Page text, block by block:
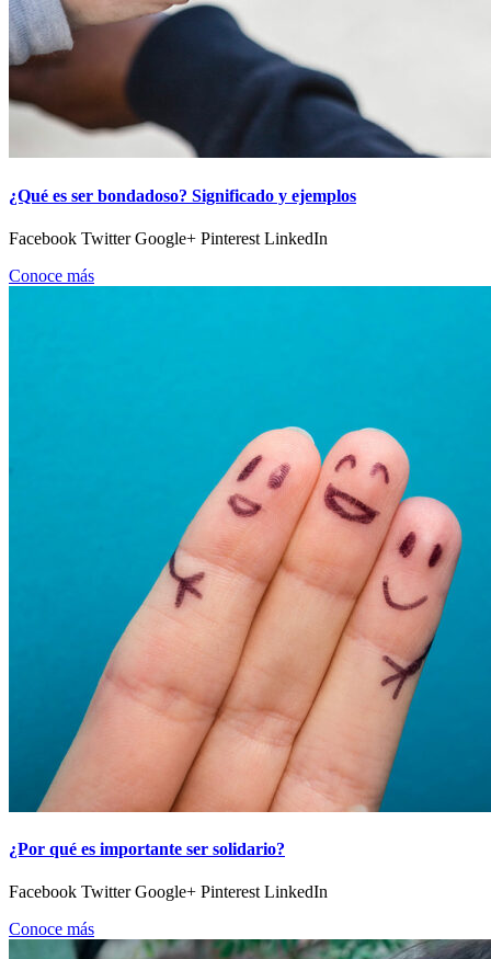
¿Qué es ser bondadoso? Significado y ejemplos
Facebook Twitter Google+ Pinterest LinkedIn
Conoce más
¿Por qué es importante ser solidario?
Facebook Twitter Google+ Pinterest LinkedIn
Conoce más